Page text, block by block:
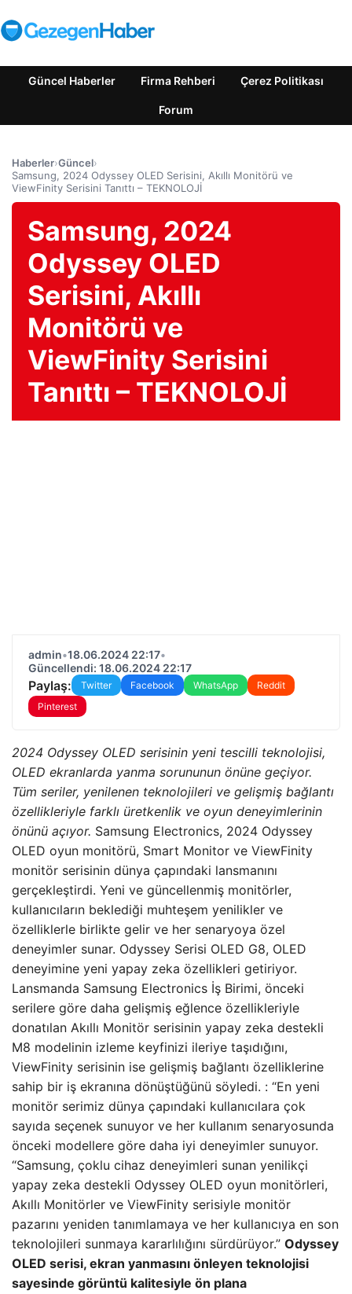
Güncel Haberler Firma Rehberi Çerez Politikası
Forum
Haberler›Güncel›
Samsung, 2024 Odyssey OLED Serisini, Akıllı Monitörü ve
ViewFinity Serisini Tanıttı – TEKNOLOJİ
Samsung, 2024
Odyssey OLED
Serisini, Akıllı
Monitörü ve
ViewFinity Serisini
Tanıttı – TEKNOLOJİ
admin•18.06.2024 22:17•
Güncellendi: 18.06.2024 22:17
Paylaş: Twitter Facebook WhatsApp
Reddit
Pinterest
2024 Odyssey OLED serisinin yeni tescilli teknolojisi,
OLED ekranlarda yanma sorununun önüne geçiyor.
Tüm seriler, yenilenen teknolojileri ve gelişmiş bağlantı
özellikleriyle farklı üretkenlik ve oyun deneyimlerinin
önünü açıyor. Samsung Electronics, 2024 Odyssey
OLED oyun monitörü, Smart Monitor ve ViewFinity
monitör serisinin dünya çapındaki lansmanını
gerçekleştirdi. Yeni ve güncellenmiş monitörler,
kullanıcıların beklediği muhteşem yenilikler ve
özelliklerle birlikte gelir ve her senaryoya özel
deneyimler sunar. Odyssey Serisi OLED G8, OLED
deneyimine yeni yapay zeka özellikleri getiriyor.
Lansmanda Samsung Electronics İş Birimi, önceki
serilere göre daha gelişmiş eğlence özellikleriyle
donatılan Akıllı Monitör serisinin yapay zeka destekli
M8 modelinin izleme keyfinizi ileriye taşıdığını,
ViewFinity serisinin ise gelişmiş bağlantı özelliklerine
sahip bir iş ekranına dönüştüğünü söyledi. : “En yeni
monitör serimiz dünya çapındaki kullanıcılara çok
sayıda seçenek sunuyor ve her kullanım senaryosunda
önceki modellere göre daha iyi deneyimler sunuyor.
“Samsung, çoklu cihaz deneyimleri sunan yenilikçi
yapay zeka destekli Odyssey OLED oyun monitörleri,
Akıllı Monitörler ve ViewFinity serisiyle monitör
pazarını yeniden tanımlamaya ve her kullanıcıya en son
teknolojileri sunmaya kararlılığını sürdürüyor.” Odyssey
OLED serisi, ekran yanmasını önleyen teknolojisi
sayesinde görüntü kalitesiyle ön plana